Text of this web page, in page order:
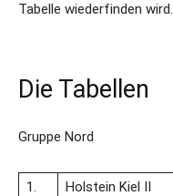
Tabelle wiederfinden wird.
Die Tabellen
Gruppe Nord
1. Holstein Kiel II